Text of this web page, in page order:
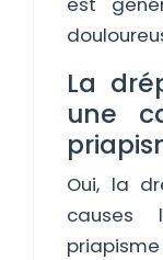
La
une
Oui, la
causes